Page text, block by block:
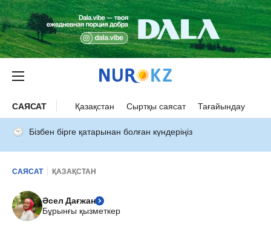
САЯСАТ Қазақстан Сыртқы саясат Тағайындау
Бізбен бірге қатарынан болған күндеріңіз
САЯСАТ ҚАЗАҚСТАН
Әсел Дағжан
Бұрынғы қызметкер